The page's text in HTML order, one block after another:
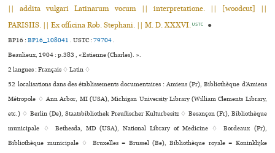
|| addita vulgari Latinarum vocum || interpretatione. || [woodcut] ||
PARISIIS. || Ex officina Rob. Stephani. || M. D. XXXVI. USTC ●
BP16 :BP16_108041 .USTC :79704.
Beaulieux, 1904 : p.383 , «Estienne (Charles). ».
2 langues :Français ♢Latin ♢
52 localisations dans des établissements documentaires : Amiens (Fr), Bibliothèque d’Amiens
Métropole ♢ Ann Arbor, MI (USA), Michigan University Library (William Clements Library,
etc.) ♢ Berlin (De), Staatsbibliothek Preußischer Kulturbesitz ♢ Besançon (Fr), Bibliothèque
muni­ci­pale ♢ Bethesda, MD (USA), National Library of Medicine ♢ Bordeaux (Fr),
Bibliothèque muni­ci­pale ♢ Bruxelles = Brussel (Be), Bibliothèque royale = Koninklijke